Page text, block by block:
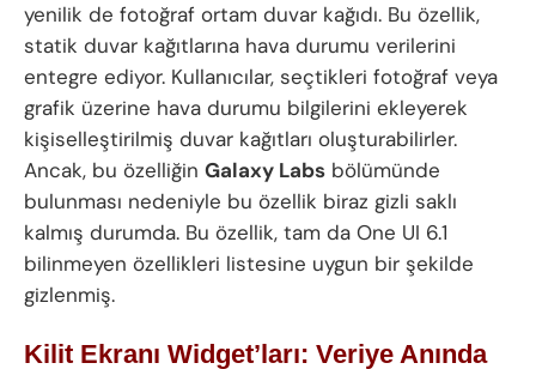
yenilik de fotoğraf ortam duvar kağıdı. Bu özellik,
statik duvar kağıtlarına hava durumu verilerini
entegre ediyor. Kullanıcılar, seçtikleri fotoğraf veya
grafik üzerine hava durumu bilgilerini ekleyerek
kişiselleştirilmiş duvar kağıtları oluşturabilirler.
Ancak, bu özelliğin Galaxy Labs bölümünde
bulunması nedeniyle bu özellik biraz gizli saklı
kalmış durumda. Bu özellik, tam da One UI 6.1
bilinmeyen özellikleri listesine uygun bir şekilde
gizlenmiş.
Kilit Ekranı Widget’ları: Veriye Anında